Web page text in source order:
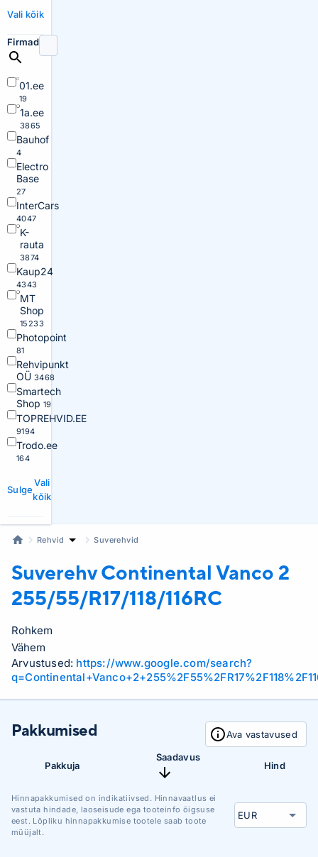
Vali kõik
Firmad
01.ee
19
1a.ee
3865
Bauhof
4
Electro
Base
27
InterCars
4047
K-
rauta
3874
Kaup24
4343
MT
Shop
15233
Photopoint
81
Rehvipunkt
OÜ 3468
Smartech
Shop 19
TOPREHVID.EE
9194
Trodo.ee
164
Sulge
Vali
kõik
Rehvid Suverehvid
Suverehv Continental Vanco 2
255/55/R17/118/116RC
Rohkem
Vähem
Arvustused: https://www.google.com/search?
Pakkumised Ava vastavused
Pakkuja
Saadavus
Hind
Hinnapakkumised on indikatiivsed. Hinnavaatlus ei
vastuta hindade, laoseisude ega tooteinfo õigsuse
eest. Lõpliku hinnapakkumise tootele saab toote
müüjalt.